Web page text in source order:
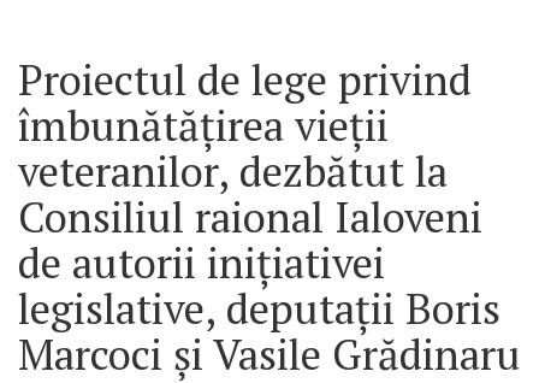
Proiectul de lege privind
îmbunătățirea vieții
veteranilor, dezbătut la
Consiliul raional Ialoveni
de autorii inițiativei
legislative, deputații Boris
Marcoci și Vasile Grădinaru